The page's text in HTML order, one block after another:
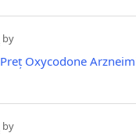
by
Preț Oxycodone
by